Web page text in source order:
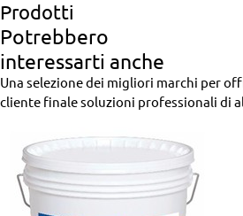
Prodotti
Potrebbero
interessarti anche
Una selezione dei migliori marchi per
cliente finale soluzioni professionali di